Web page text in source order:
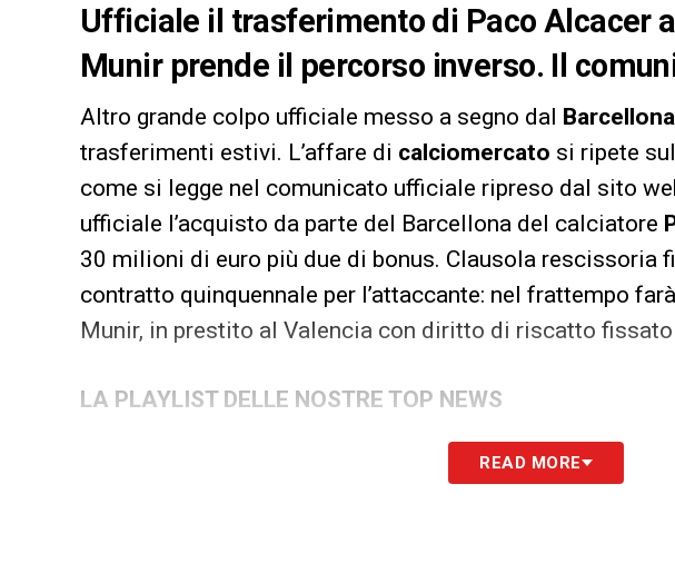
Ufficiale il trasferimento di Paco Alcacer
Munir prende il percorso inverso. Il
Altro grande colpo ufficiale messo a segno dal Barcellona
trasferimenti estivi. L’affare di calciomercato si ripete
come si legge nel comunicato ufficiale ripreso dal sito
ufficiale l’acquisto da parte del Barcellona del calciatore
30 milioni di euro più due di bonus. Clausola rescissoria
contratto quinquennale per l’attaccante: nel frattempo
Munir, in prestito al Valencia con diritto di riscatto
LA PLAYLIST DELLE NOSTRE TOP NEWS
READ MORE